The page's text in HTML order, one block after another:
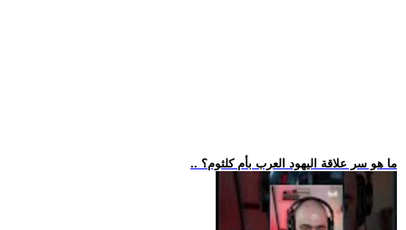
.. ما هو سر علاقة اليهود العرب بأم كلثوم؟